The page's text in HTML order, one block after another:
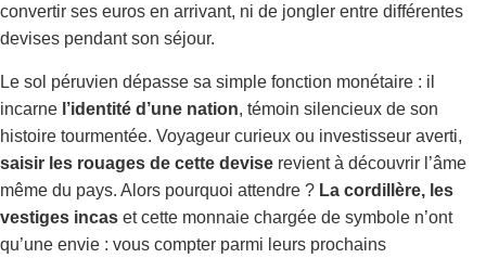
convertir ses euros en arrivant, ni de jongler entre différentes
devises pendant son séjour.
Le sol péruvien dépasse sa simple fonction monétaire : il
incarne l’identité d’une nation, témoin silencieux de son
histoire tourmentée. Voyageur curieux ou investisseur averti,
saisir les rouages de cette devise revient à découvrir l’âme
même du pays. Alors pourquoi attendre ? La cordillère, les
vestiges incas et cette monnaie chargée de symbole n’ont
qu’une envie : vous compter parmi leurs prochains